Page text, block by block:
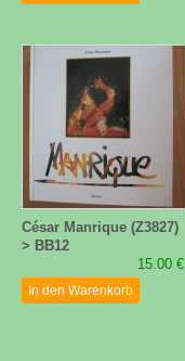
César Manrique (Z3827)
> BB12
15.00 €
In den Warenkorb